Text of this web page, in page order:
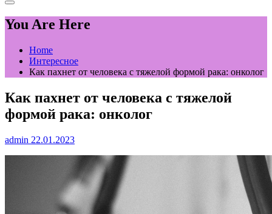
You Are Here
Home
Интересное
Как пахнет от человека с тяжелой формой рака: онколог
Как пахнет от человека с тяжелой
формой рака: онколог
admin 22.01.2023